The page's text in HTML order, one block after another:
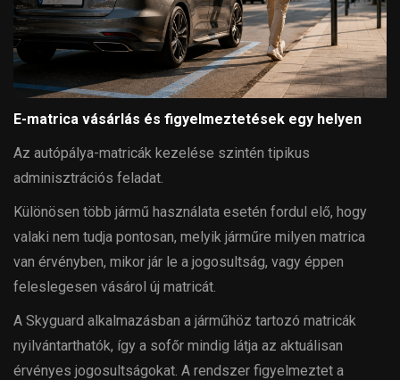
E-matrica vásárlás és figyelmeztetések egy helyen
Az autópálya-matricák kezelése szintén tipikus
adminisztrációs feladat.
Különösen több jármű használata esetén fordul elő, hogy
valaki nem tudja pontosan, melyik járműre milyen matrica
van érvényben, mikor jár le a jogosultság, vagy éppen
feleslegesen vásárol új matricát.
A Skyguard alkalmazásban a járműhöz tartozó matricák
nyilvántarthatók, így a sofőr mindig látja az aktuálisan
érvényes jogosultságokat. A rendszer figyelmeztet a